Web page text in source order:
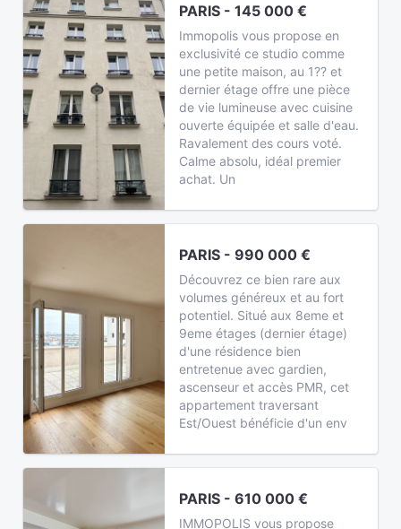
PARIS - 145 000 €
Immopolis vous propose en
exclusivité ce studio comme
une petite maison, au 1?? et
dernier étage offre une pièce
de vie lumineuse avec cuisine
ouverte équipée et salle d'eau.
Ravalement des cours voté.
Calme absolu, idéal premier
achat. Un
PARIS - 990 000 €
Découvrez ce bien rare aux
volumes généreux et au fort
potentiel. Situé aux 8eme et
9eme étages (dernier étage)
d'une résidence bien
entretenue avec gardien,
ascenseur et accès PMR, cet
appartement traversant
Est/Ouest bénéficie d'un env
PARIS - 610 000 €
IMMOPOLIS vous propose